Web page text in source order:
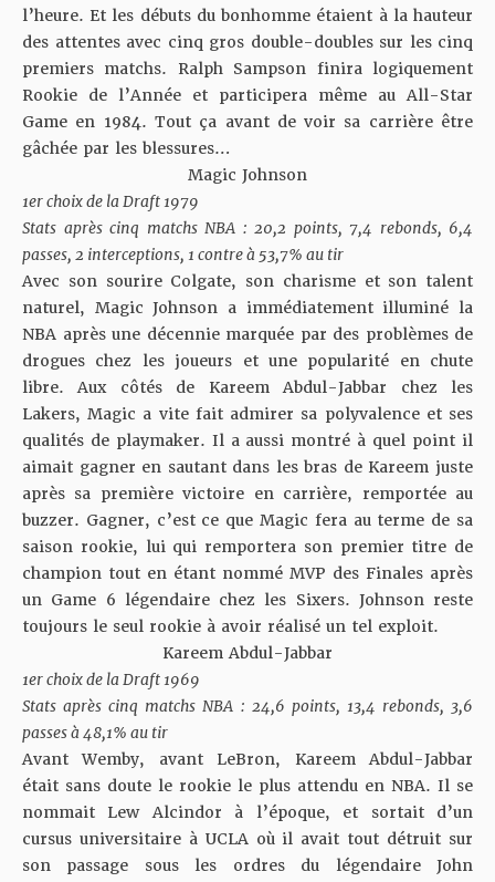
l’heure. Et les débuts du bonhomme étaient à la hauteur
des attentes avec cinq gros double-doubles sur les cinq
premiers matchs. Ralph Sampson finira logiquement
Rookie de l’Année et participera même au All-Star
Game en 1984. Tout ça avant de voir sa carrière être
gâchée par les blessures…
Magic Johnson
1er choix de la Draft 1979
Stats après cinq matchs NBA : 20,2 points, 7,4 rebonds, 6,4
passes, 2 interceptions, 1 contre à 53,7% au tir
Avec son sourire Colgate, son charisme et son talent
naturel, Magic Johnson a immédiatement illuminé la
NBA après une décennie marquée par des problèmes de
drogues chez les joueurs et une popularité en chute
libre. Aux côtés de Kareem Abdul-Jabbar chez les
Lakers, Magic a vite fait admirer sa polyvalence et ses
qualités de playmaker. Il a aussi montré à quel point il
aimait gagner en sautant dans les bras de Kareem juste
après sa première victoire en carrière, remportée au
buzzer. Gagner, c’est ce que Magic fera au terme de sa
saison rookie, lui qui remportera son premier titre de
champion tout en étant nommé MVP des Finales après
un Game 6 légendaire chez les Sixers. Johnson reste
toujours le seul rookie à avoir réalisé un tel exploit.
Kareem Abdul-Jabbar
1er choix de la Draft 1969
Stats après cinq matchs NBA : 24,6 points, 13,4 rebonds, 3,6
passes à 48,1% au tir
Avant Wemby, avant LeBron, Kareem Abdul-Jabbar
était sans doute le rookie le plus attendu en NBA. Il se
nommait Lew Alcindor à l’époque, et sortait d’un
cursus universitaire à UCLA où il avait tout détruit sur
son passage sous les ordres du légendaire John